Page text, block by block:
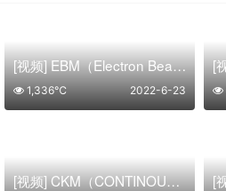
[视频] EBM（Electron Beam Melting）电子束熔化成形技术详细介绍
2022-6-23
1,336℃
[视频] CKM（CONTINOUS KINETIC MIXING）连续动力混合3D打印工艺